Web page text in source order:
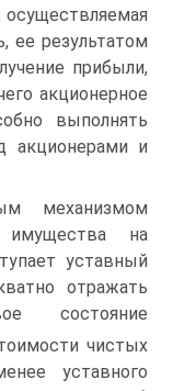
осуществляемая
ее результатом
прибыли,
акционерное
выполнять
акционерами и
механизмом
имущества на
уставный
отражать
состояние
чистых
уставного